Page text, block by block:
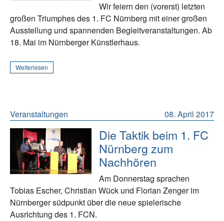
Wir feiern den (vorerst) letzten
großen Triumphes des 1. FC Nürnberg mit einer großen
Ausstellung und spannenden Begleitveranstaltungen. Ab
18. Mai im Nürnberger Künstlerhaus.
Weiterlesen
08. April 2017
Veranstaltungen
Die Taktik beim 1. FC
Nürnberg zum
Nachhören
Am Donnerstag sprachen
Tobias Escher, Christian Wück und Florian Zenger im
Nürnberger südpunkt über die neue spielerische
Ausrichtung des 1. FCN.